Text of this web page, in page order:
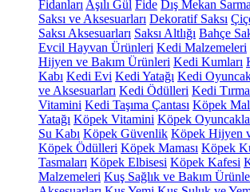
Fidanları Aşılı Gül Fide Dış Mekan
Saksı ve Aksesuarları Dekoratif Saksı
Saksı Aksesuarları Saksı Altlığı Bahçe
Evcil Hayvan Ürünleri Kedi Malzemeleri
Hijyen ve Bakım Ürünleri Kedi Kumları
Kabı Kedi Evi Kedi Yatağı Kedi
ve Aksesuarları Kedi Ödülleri Kedi
Vitamini Kedi Taşıma Çantası Köpek
Yatağı Köpek Vitamini Köpek
Su Kabı Köpek Güvenlik Köpek Hijyen
Köpek Ödülleri Köpek Maması Köpek
Tasmaları Köpek Elbisesi Köpek Kafesi
Malzemeleri Kuş Sağlık ve Bakım